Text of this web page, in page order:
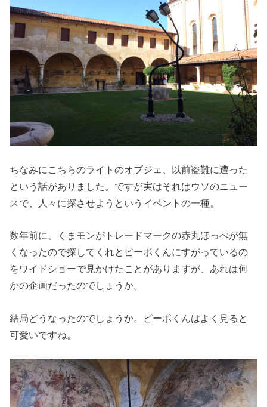
ちなみにこちらのライトのオブジェ、以前盗難に遭った
という話がありました。ですが実はそれはウソのニュー
スで、人々に探させようというイベントの一種。
数年前に、くまモンがトレードマークの赤丸ほっぺが無
くなったので探してくれとピーポくんにすがっているの
をワイドショーで見かけたことがありますが、あれは何
かの企画だったのでしょうか。
結局どうなったのでしょうか。ピーポくんはよく見ると
可愛いですね。